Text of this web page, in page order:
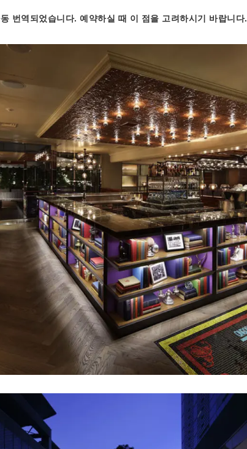
번역되었습니다. 예약하실 때 이 점을 고려하시기 바랍니다.